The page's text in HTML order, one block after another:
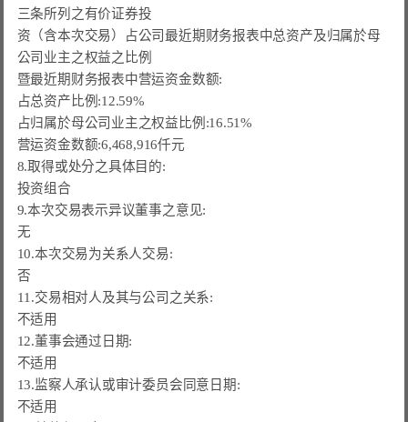
三条所列之有价证券投
资（含本次交易）占公司最近期财务报表中总资产及归属於母
公司业主之权益之比例
暨最近期财务报表中营运资金数额:
占总资产比例:12.59%
占归属於母公司业主之权益比例:16.51%
营运资金数额:6,468,916仟元
8.取得或处分之具体目的:
投资组合
9.本次交易表示异议董事之意见:
无
10.本次交易为关系人交易:
否
11.交易相对人及其与公司之关系:
不适用
12.董事会通过日期:
不适用
13.监察人承认或审计委员会同意日期:
不适用